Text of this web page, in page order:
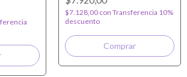
$7.128,00 con Transferencia 10%
descuento